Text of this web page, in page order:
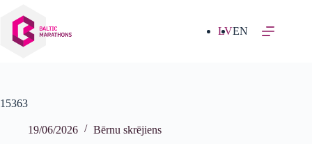
saturu
LVEN
15363
19/06/2026 Bērnu skrējiens